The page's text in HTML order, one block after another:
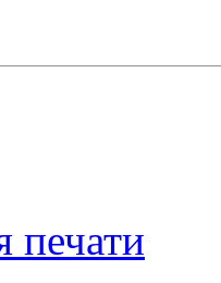
печати